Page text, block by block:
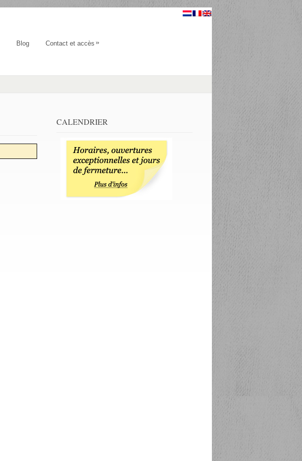
Blog Contact et accès »
CALENDRIER